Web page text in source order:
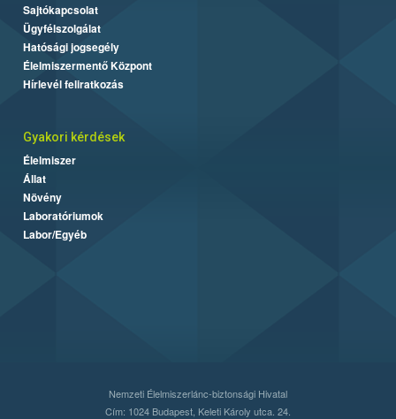
Sajtókapcsolat
Ügyfélszolgálat
Hatósági jogsegély
Élelmiszermentő Központ
Hírlevél feliratkozás
Gyakori kérdések
Élelmiszer
Állat
Növény
Laboratóriumok
Labor/Egyéb
Nemzeti Élelmiszerlánc-biztonsági Hivatal
Cím: 1024 Budapest, Keleti Károly utca. 24.